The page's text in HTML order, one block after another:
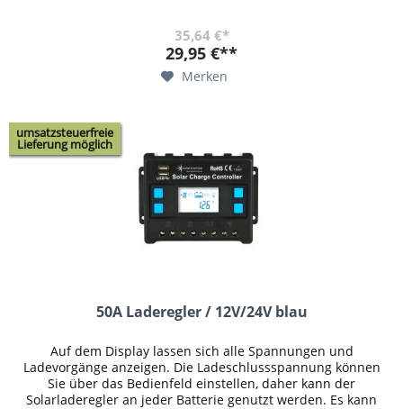
35,64 €*
29,95 €**
Merken
umsatzsteuerfreie
Lieferung möglich
50A Laderegler / 12V/24V blau
Auf dem Display lassen sich alle Spannungen und
Ladevorgänge anzeigen. Die Ladeschlussspannung können
Sie über das Bedienfeld einstellen, daher kann der
Solarladeregler an jeder Batterie genutzt werden. Es kann